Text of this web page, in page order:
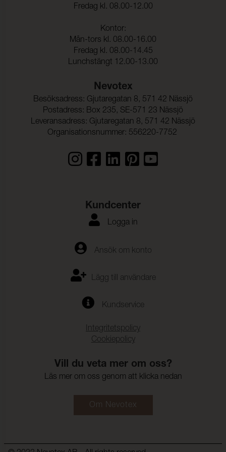
28 N (ISO 13937-3)
Dimensionsändring Varp: < 2,5 % (ISO 5077)
Dimensionsändring Väft: < 2,5 % (ISO 5077)
Fredag kl. 08.00-12.00
Kontor:
Mån-tors kl. 08.00-16.00
Fredag kl. 08.00-14.45
Lunchstängt 12.00-13.00
Nevotex
Besöksadress: Gjutaregatan 8, 571 42 Nässjö
Postadress: Box 235, SE-571 23 Nässjö
Leveransadress: Gjutaregatan 8, 571 42 Nässjö
Organisationsnummer: 556220-7752
Kundcenter
Logga in
Ansök om konto
Lägg till användare
Kundservice
Integritetspolicy
Cookiepolicy
Vill du veta mer om oss?
Läs mer om oss genom att klicka nedan
Om Nevotex